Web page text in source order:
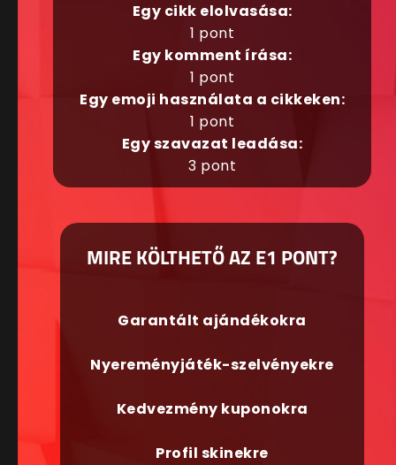
Egy cikk elolvasása:
1 pont
Egy komment írása:
1 pont
Egy emoji használata a cikkeken:
1 pont
Egy szavazat leadása:
3 pont
MIRE KÖLTHETŐ AZ E1 PONT?
Garantált ajándékokra
Nyereményjáték-szelvényekre
Kedvezmény kuponokra
Profil skinekre